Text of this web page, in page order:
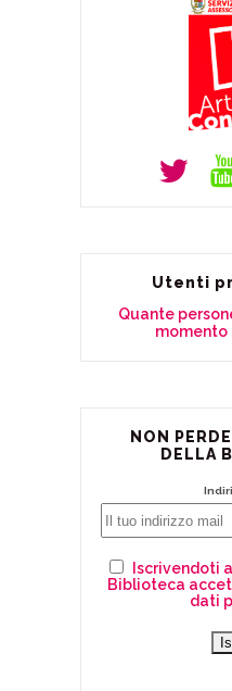
Utenti
Quante
momento
NON
DELLA
Iscrivendoti
Biblioteca
dati